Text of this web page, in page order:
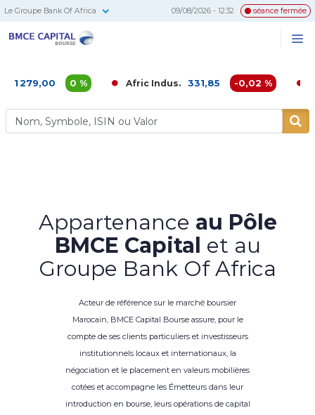
Le Groupe Bank Of Africa 09/08/2026 - 12:32 séance fermée
0 % Afric Indus. 331,85 -0,02 % Afriquia
Appartenance au Pôle
BMCE Capital et au
Groupe Bank Of Africa
Acteur de référence sur le marché boursier
Marocain, BMCE Capital Bourse assure, pour le
compte de ses clients particuliers et investisseurs
institutionnels locaux et internationaux, la
négociation et le placement en valeurs mobilières
cotées et accompagne les Émetteurs dans leur
introduction en bourse, leurs opérations de capital